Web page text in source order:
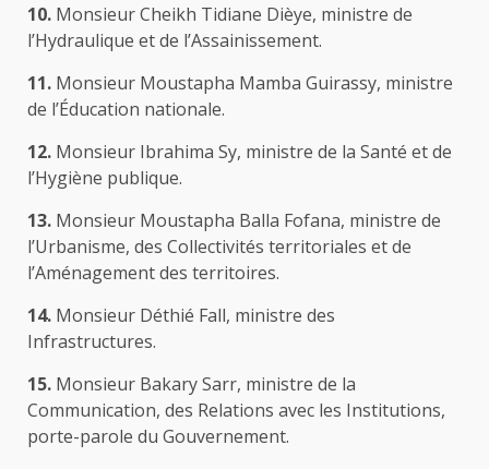
10. Monsieur Cheikh Tidiane Dièye, ministre de
l’Hydraulique et de l’Assainissement.
11. Monsieur Moustapha Mamba Guirassy, ministre
de l’Éducation nationale.
12. Monsieur Ibrahima Sy, ministre de la Santé et de
l’Hygiène publique.
13. Monsieur Moustapha Balla Fofana, ministre de
l’Urbanisme, des Collectivités territoriales et de
l’Aménagement des territoires.
14. Monsieur Déthié Fall, ministre des
Infrastructures.
15. Monsieur Bakary Sarr, ministre de la
Communication, des Relations avec les Institutions,
porte-parole du Gouvernement.